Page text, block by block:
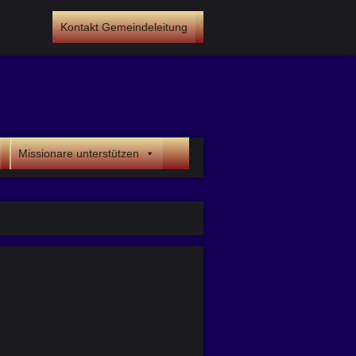
Kontakt Gemeindeleitung
Missionare unterstützen